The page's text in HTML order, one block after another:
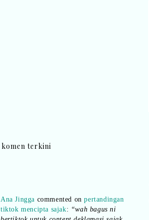
komen terkini
tiktok mencipta sajak:“wah bagus ni
bertiktok untuk content deklamasi sajak
pula.. all the best baut semua peserta.